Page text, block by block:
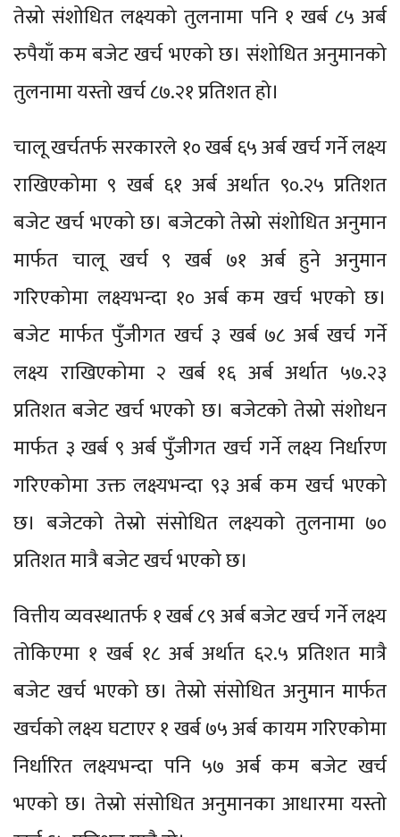
तेस्रो संशोधित लक्ष्यको तुलनामा पनि १ खर्ब ८५ अर्ब
रुपैयाँ कम बजेट खर्च भएको छ। संशोधित अनुमानको
तुलनामा यस्तो खर्च ८७.२१ प्रतिशत हो।
चालू खर्चतर्फ सरकारले १० खर्ब ६५ अर्ब खर्च गर्ने लक्ष्य
राखिएकोमा ९ खर्ब ६१ अर्ब अर्थात ९०.२५ प्रतिशत
बजेट खर्च भएको छ। बजेटको तेस्रो संशोधित अनुमान
मार्फत चालू खर्च ९ खर्ब ७१ अर्ब हुने अनुमान
गरिएकोमा लक्ष्यभन्दा १० अर्ब कम खर्च भएको छ।
बजेट मार्फत पुँजीगत खर्च ३ खर्ब ७८ अर्ब खर्च गर्ने
लक्ष्य राखिएकोमा २ खर्ब १६ अर्ब अर्थात ५७.२३
प्रतिशत बजेट खर्च भएको छ। बजेटको तेस्रो संशोधन
मार्फत ३ खर्ब ९ अर्ब पुँजीगत खर्च गर्ने लक्ष्य निर्धारण
गरिएकोमा उक्त लक्ष्यभन्दा ९३ अर्ब कम खर्च भएको
छ। बजेटको तेस्रो संसोधित लक्ष्यको तुलनामा ७०
प्रतिशत मात्रै बजेट खर्च भएको छ।
वित्तीय व्यवस्थातर्फ १ खर्ब ८९ अर्ब बजेट खर्च गर्ने लक्ष्य
तोकिएमा १ खर्ब १८ अर्ब अर्थात ६२.५ प्रतिशत मात्रै
बजेट खर्च भएको छ। तेस्रो संसोधित अनुमान मार्फत
खर्चको लक्ष्य घटाएर १ खर्ब ७५ अर्ब कायम गरिएकोमा
निर्धारित लक्ष्यभन्दा पनि ५७ अर्ब कम बजेट खर्च
भएको छ। तेस्रो संसोधित अनुमानका आधारमा यस्तो